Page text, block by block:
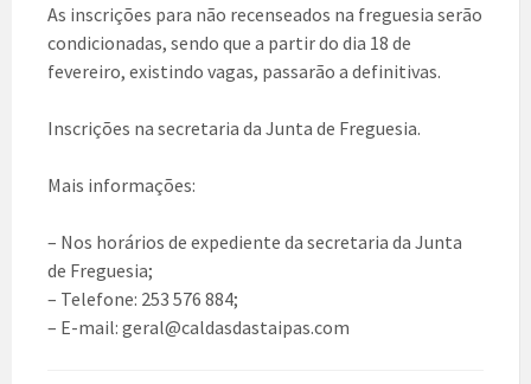
As inscrições para não recenseados na freguesia serão
condicionadas, sendo que a partir do dia 18 de
fevereiro, existindo vagas, passarão a definitivas.
Inscrições na secretaria da Junta de Freguesia.
Mais informações:
– Nos horários de expediente da secretaria da Junta
de Freguesia;
– Telefone: 253 576 884;
– E-mail: geral@caldasdastaipas.com